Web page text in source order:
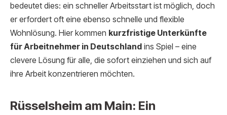
bedeutet dies: ein schneller Arbeitsstart ist möglich, doch
er erfordert oft eine ebenso schnelle und flexible
Wohnlösung. Hier kommen kurzfristige Unterkünfte
für Arbeitnehmer in Deutschland ins Spiel – eine
clevere Lösung für alle, die sofort einziehen und sich auf
ihre Arbeit konzentrieren möchten.
Rüsselsheim am Main: Ein